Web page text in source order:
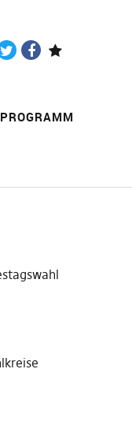
PROGRAMM